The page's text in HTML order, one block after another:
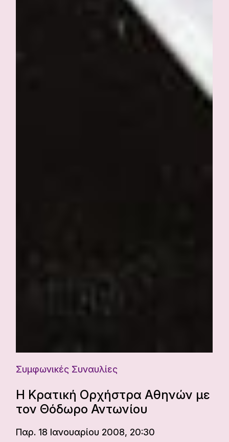
Συμφωνικές Συναυλίες
Η Κρατική Ορχήστρα Αθηνών με
τον Θόδωρο Αντωνίου
Παρ. 18 Ιανουαρίου 2008, 20:30